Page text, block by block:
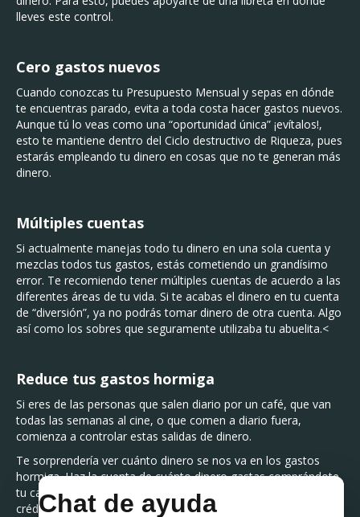
lleves este control.
Cero gastos nuevos
Cuando conozcas tu Presupuesto Mensual y sepas en dónde
te encuentras parado, evita a toda costa hacer gastos nuevos.
Aunque tú lo veas como una “oportunidad única” ¡evítalos!,
esto te mantiene dentro del Ciclo destructivo de Riqueza, pues
estarás empleando tu dinero en cosas que no te generan más
dinero.
Múltiples cuentas
Si actualmente manejas todo tu dinero en una sola cuenta y
mezclas todos tus gastos, estás cometiendo un grandísimo
error. Te recomiendo tener múltiples cuentas de acuerdo a las
diferentes áreas de tu vida. Si te acabas el dinero en tu cuenta
de “diversión”, ya no podrás tomar dinero de otra cuenta. Algo
así como los sobres que seguramente utilizaba tu abuelita.<
Reduce tus gastos hormiga
Si eres de las personas que salen diario por un café, que van
todas las semanas al cine, o que comen a diario fuera,
comienza a controlar estas salidas de dinero.
Te sorprendería ver cuánto dinero se nos va en los gastos
hormiga. Haz la cuenta de cuánto dinero gastas comprándote
tu café de diario, y cuánto representa al año. ¡No darás
crédito!